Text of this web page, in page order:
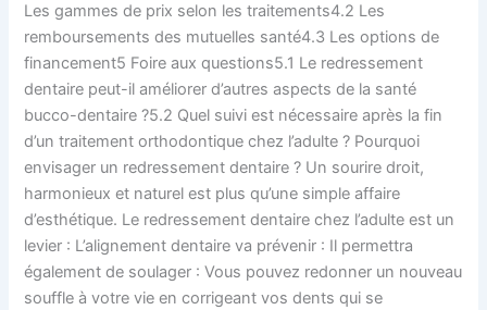
Les gammes de prix selon les traitements4.2 Les
remboursements des mutuelles santé4.3 Les options de
financement5 Foire aux questions5.1 Le redressement
dentaire peut-il améliorer d’autres aspects de la santé
bucco-dentaire ?5.2 Quel suivi est nécessaire après la fin
d’un traitement orthodontique chez l’adulte ? Pourquoi
envisager un redressement dentaire ? Un sourire droit,
harmonieux et naturel est plus qu’une simple affaire
d’esthétique. Le redressement dentaire chez l’adulte est un
levier : L’alignement dentaire va prévenir : Il permettra
également de soulager : Vous pouvez redonner un nouveau
souffle à votre vie en corrigeant vos dents qui se